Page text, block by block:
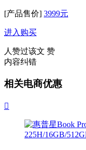
[产品售价] 3999元
进入购买
人赞过该文 赞
内容纠错
相关电商优惠
